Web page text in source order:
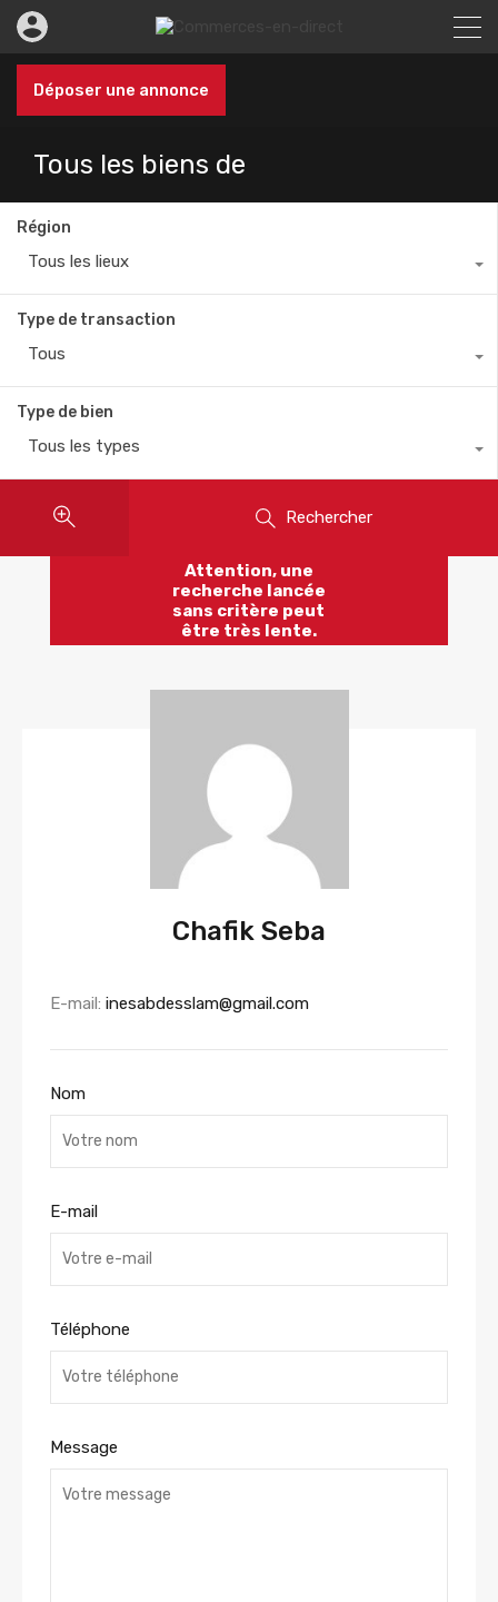
Déposer une annonce
Tous les biens de
Région
Tous les lieux
Type de transaction
Tous
Type de bien
Tous les types
Rechercher
Attention, une
recherche lancée
sans critère peut
être très lente.
Chafik Seba
E-mail: inesabdesslam@gmail.com
Nom
E-mail
Téléphone
Message